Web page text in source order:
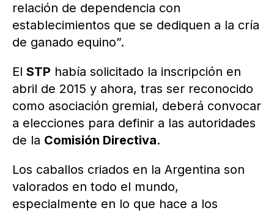
relación de dependencia con
establecimientos que se dediquen a la cría
de ganado equino”.
El STP había solicitado la inscripción en
abril de 2015 y ahora, tras ser reconocido
como asociación gremial, deberá convocar
a elecciones para definir a las autoridades
de la Comisión Directiva.
Los caballos criados en la Argentina son
valorados en todo el mundo,
especialmente en lo que hace a los